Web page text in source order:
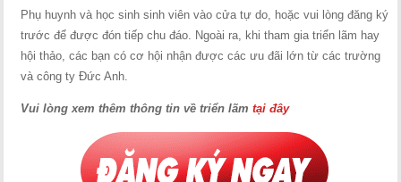
Phụ huynh và học sinh sinh viên vào cửa tự do, hoặc vui lòng đăng ký
trước để được đón tiếp chu đáo. Ngoài ra, khi tham gia triển lãm hay
hội thảo, các bạn có cơ hội nhận được các ưu đãi lớn từ các trường
và công ty Đức Anh.
Vui lòng xem thêm thông tin về triển lãmtại đây